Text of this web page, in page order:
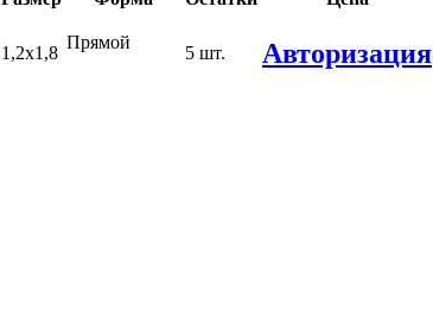
1,2х1,8
Прямой
5 шт. Авторизация